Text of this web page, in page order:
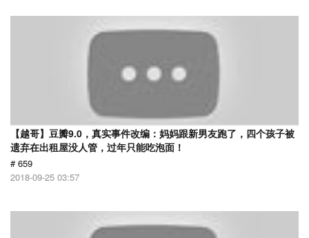
【越哥】豆瓣9.0，真实事件改编：妈妈跟新男友跑了，四个孩子被
遗弃在出租屋没人管，过年只能吃泡面！
# 659
2018-09-25 03:57